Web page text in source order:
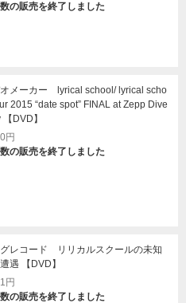
の販売を終了しました
オメーカー lyrical school/ lyrical scho
2015 “date spot” FINAL at Zepp Dive
DVD】
円
の販売を終了しました
レコード リリカルスクールの未知
遇 【DVD】
円
の販売を終了しました